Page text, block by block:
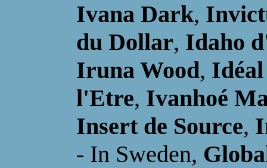
Ivana Dark,
du Dollar, Idaho
Iruna Wood,
l'Etre, Ivanhoé
Insert de Source,
- In Sweden,